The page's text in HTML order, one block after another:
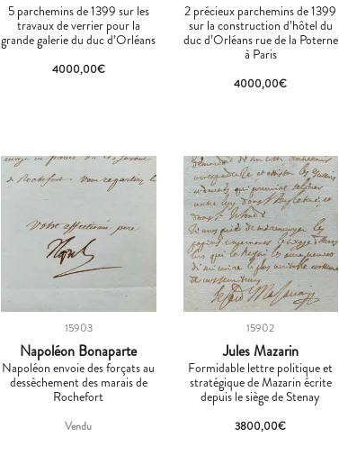
5 parchemins de 1399 sur les
travaux de verrier pour la
grande galerie du duc d’Orléans
4000,00€
2 précieux parchemins de 1399
sur la construction d’hôtel du
duc d’Orléans rue de la Poterne
à Paris
4000,00€
15903
Napoléon Bonaparte
Napoléon envoie des forçats au
dessèchement des marais de
Rochefort
Vendu
15902
Jules Mazarin
Formidable lettre politique et
stratégique de Mazarin écrite
depuis le siège de Stenay
3800,00€